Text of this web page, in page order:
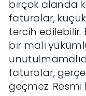
birçok alanda
faturalar,
tercih
bir mali
faturalar,
geçmez.